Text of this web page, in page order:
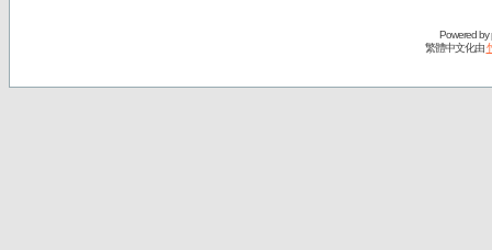
Powered by
繁體中文化由